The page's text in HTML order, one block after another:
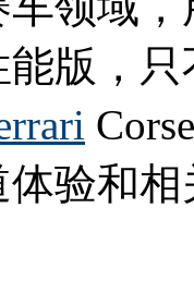
版，
验和